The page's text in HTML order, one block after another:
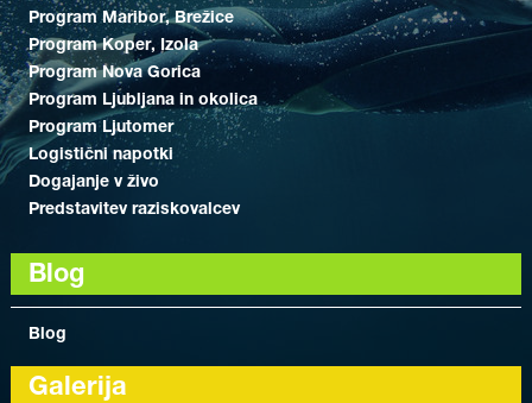
Program Maribor, Brežice
Program Koper, Izola
Program Nova Gorica
Program Ljubljana in okolica
Program Ljutomer
Logistični napotki
Dogajanje v živo
Predstavitev raziskovalcev
Blog
Blog
Galerija